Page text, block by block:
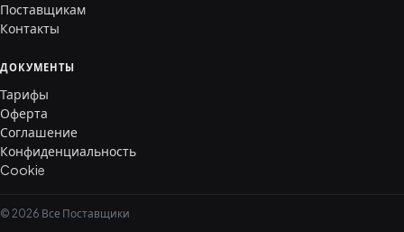
Поставщикам
Контакты
ДОКУМЕНТЫ
Тарифы
Оферта
Соглашение
Конфиденциальность
Cookie
© 2026 Все Поставщики